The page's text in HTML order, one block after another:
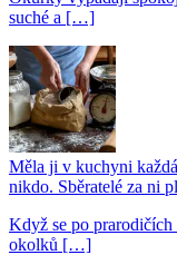
suché a […]
Měla ji v kuchyni
nikdo. Sběratelé za ni
Když se po
okolků […]